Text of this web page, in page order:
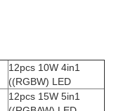
12pcs 10W 4in1
((RGBW) LED
12pcs 15W 5in1